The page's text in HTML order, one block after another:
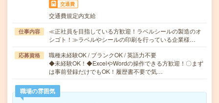
交通費
交通費規定内支給
仕事内容
≪正社員を目指している方歓迎！ラベルシールの製造のオ
シゴト！≫ラベルやシールの印刷を行っている企業様…
応募資格
職種未経験OK / ブランクOK / 英語力不要
◆未経験OK！◆ExcelやWordの操作できる方歓迎！〇まず
は事前登録だけでもOK！履歴書不要で気…
職場の雰囲気